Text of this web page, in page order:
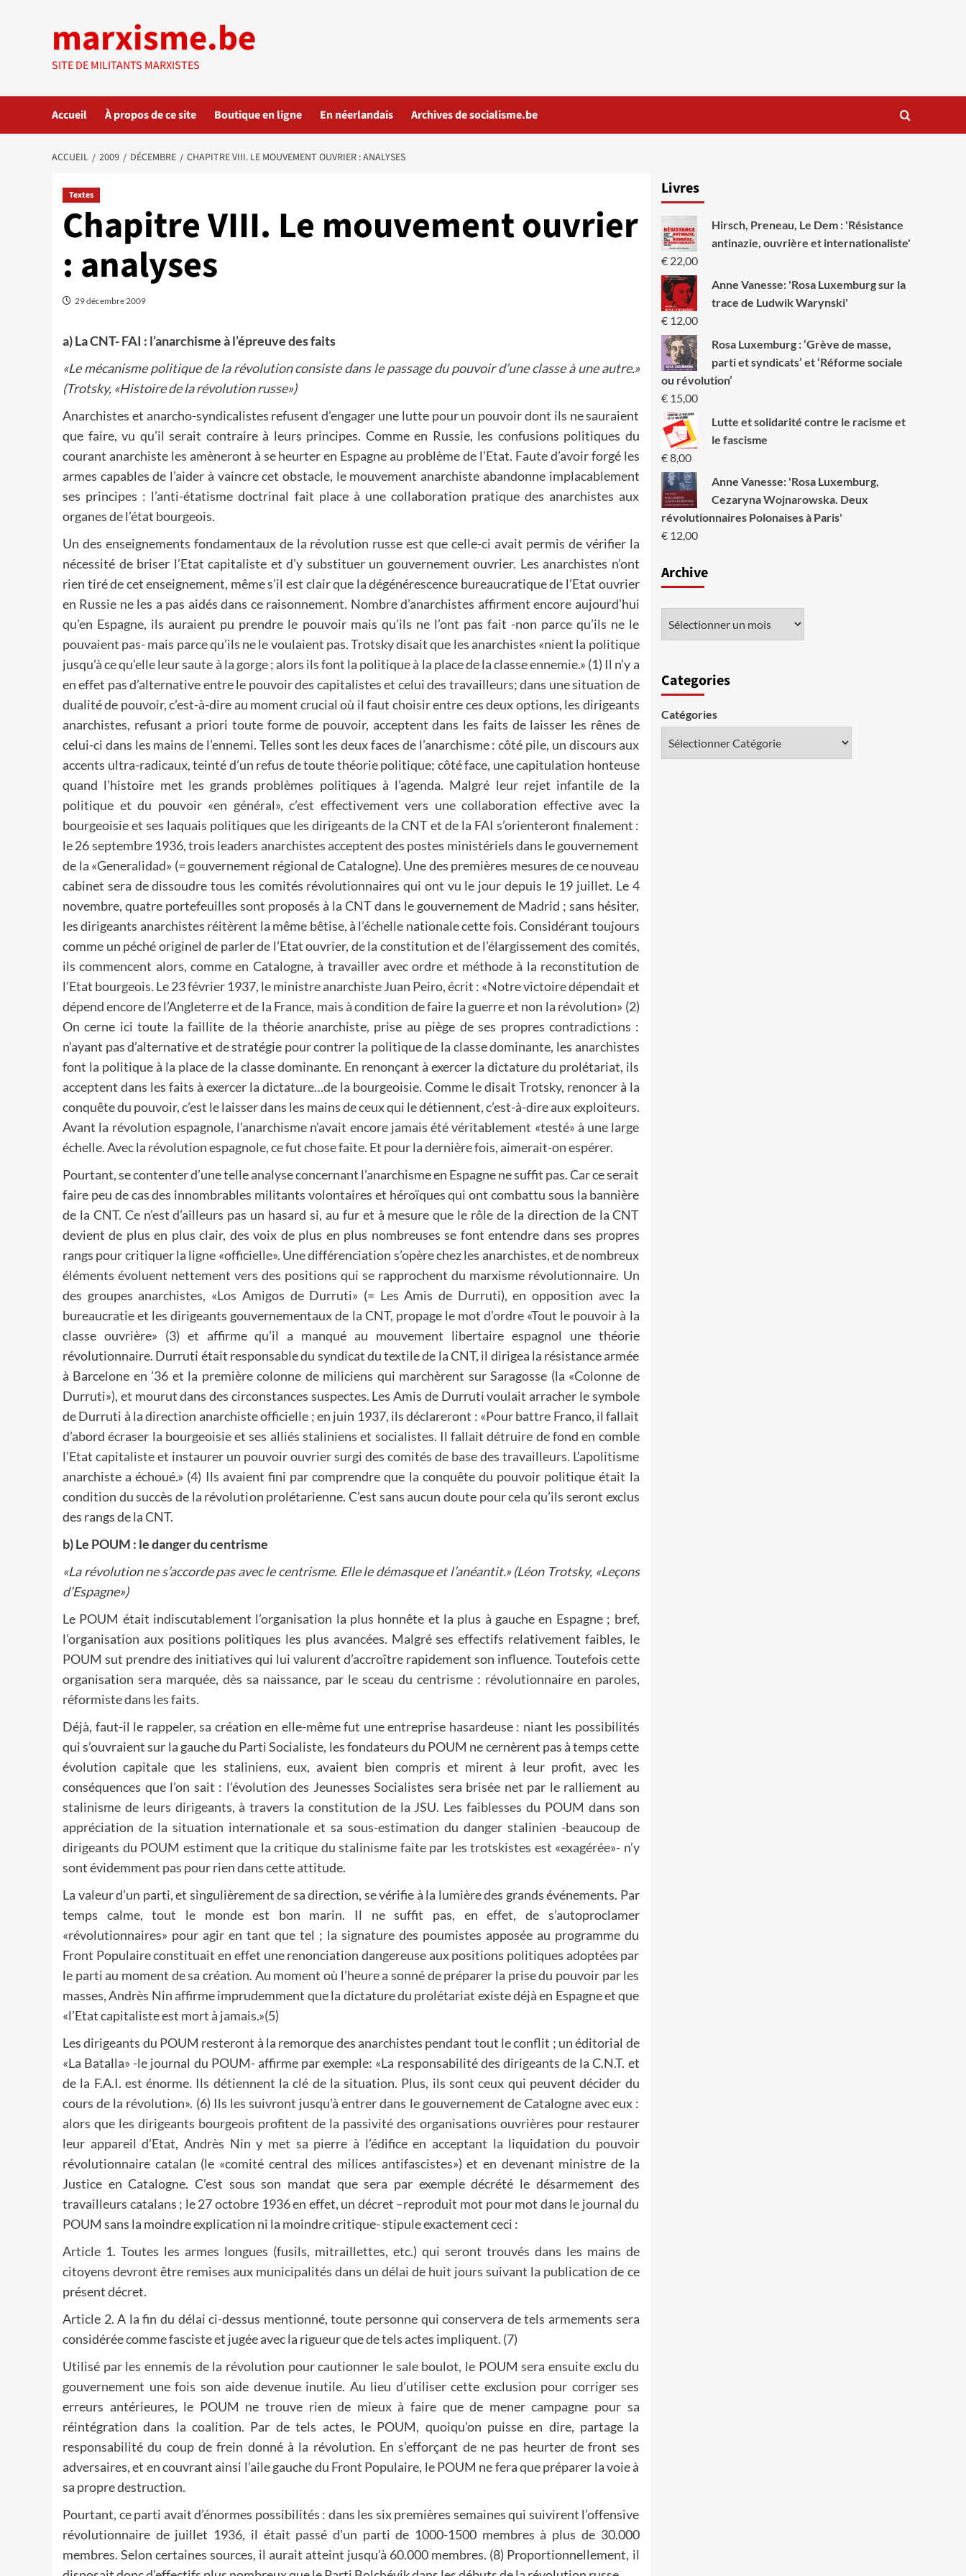
marxisme.be
SITE DE MILITANTS MARXISTES
Accueil À propos de ce site Boutique en ligne En néerlandais Archives de socialisme.be
ACCUEIL 2009 DÉCEMBRE CHAPITRE VIII. LE MOUVEMENT OUVRIER : ANALYSES
Textes
Chapitre VIII. Le mouvement ouvrier
: analyses
29 décembre 2009
a) La CNT- FAI : l’anarchisme à l’épreuve des faits
«Le mécanisme politique de la révolution consiste dans le passage du pouvoir d’une classe à une autre.»
(Trotsky, «Histoire de la révolution russe»)
Anarchistes et anarcho-syndicalistes refusent d’engager une lutte pour un pouvoir dont ils ne sauraient
que faire, vu qu’il serait contraire à leurs principes. Comme en Russie, les confusions politiques du
courant anarchiste les amèneront à se heurter en Espagne au problème de l’Etat. Faute d’avoir forgé les
armes capables de l’aider à vaincre cet obstacle, le mouvement anarchiste abandonne implacablement
ses principes : l’anti-étatisme doctrinal fait place à une collaboration pratique des anarchistes aux
organes de l’état bourgeois.
Un des enseignements fondamentaux de la révolution russe est que celle-ci avait permis de vérifier la
nécessité de briser l’Etat capitaliste et d’y substituer un gouvernement ouvrier. Les anarchistes n’ont
rien tiré de cet enseignement, même s’il est clair que la dégénérescence bureaucratique de l’Etat ouvrier
en Russie ne les a pas aidés dans ce raisonnement. Nombre d’anarchistes affirment encore aujourd’hui
qu’en Espagne, ils auraient pu prendre le pouvoir mais qu’ils ne l’ont pas fait -non parce qu’ils ne le
pouvaient pas- mais parce qu’ils ne le voulaient pas. Trotsky disait que les anarchistes «nient la politique
jusqu’à ce qu’elle leur saute à la gorge ; alors ils font la politique à la place de la classe ennemie.» (1) Il n’y a
en effet pas d’alternative entre le pouvoir des capitalistes et celui des travailleurs; dans une situation de
dualité de pouvoir, c’est-à-dire au moment crucial où il faut choisir entre ces deux options, les dirigeants
anarchistes, refusant a priori toute forme de pouvoir, acceptent dans les faits de laisser les rênes de
celui-ci dans les mains de l’ennemi. Telles sont les deux faces de l’anarchisme : côté pile, un discours aux
accents ultra-radicaux, teinté d’un refus de toute théorie politique; côté face, une capitulation honteuse
quand l’histoire met les grands problèmes politiques à l’agenda. Malgré leur rejet infantile de la
politique et du pouvoir «en général», c’est effectivement vers une collaboration effective avec la
bourgeoisie et ses laquais politiques que les dirigeants de la CNT et de la FAI s’orienteront finalement :
le 26 septembre 1936, trois leaders anarchistes acceptent des postes ministériels dans le gouvernement
de la «Generalidad» (= gouvernement régional de Catalogne). Une des premières mesures de ce nouveau
cabinet sera de dissoudre tous les comités révolutionnaires qui ont vu le jour depuis le 19 juillet. Le 4
novembre, quatre portefeuilles sont proposés à la CNT dans le gouvernement de Madrid ; sans hésiter,
les dirigeants anarchistes réitèrent la même bêtise, à l’échelle nationale cette fois. Considérant toujours
comme un péché originel de parler de l’Etat ouvrier, de la constitution et de l’élargissement des comités,
ils commencent alors, comme en Catalogne, à travailler avec ordre et méthode à la reconstitution de
l’Etat bourgeois. Le 23 février 1937, le ministre anarchiste Juan Peiro, écrit : «Notre victoire dépendait et
dépend encore de l’Angleterre et de la France, mais à condition de faire la guerre et non la révolution» (2)
On cerne ici toute la faillite de la théorie anarchiste, prise au piège de ses propres contradictions :
n’ayant pas d’alternative et de stratégie pour contrer la politique de la classe dominante, les anarchistes
font la politique à la place de la classe dominante. En renonçant à exercer la dictature du prolétariat, ils
acceptent dans les faits à exercer la dictature…de la bourgeoisie. Comme le disait Trotsky, renoncer à la
conquête du pouvoir, c’est le laisser dans les mains de ceux qui le détiennent, c’est-à-dire aux exploiteurs.
Avant la révolution espagnole, l’anarchisme n’avait encore jamais été véritablement «testé» à une large
échelle. Avec la révolution espagnole, ce fut chose faite. Et pour la dernière fois, aimerait-on espérer.
Pourtant, se contenter d’une telle analyse concernant l’anarchisme en Espagne ne suffit pas. Car ce serait
faire peu de cas des innombrables militants volontaires et héroïques qui ont combattu sous la bannière
de la CNT. Ce n’est d’ailleurs pas un hasard si, au fur et à mesure que le rôle de la direction de la CNT
devient de plus en plus clair, des voix de plus en plus nombreuses se font entendre dans ses propres
rangs pour critiquer la ligne «officielle». Une différenciation s’opère chez les anarchistes, et de nombreux
éléments évoluent nettement vers des positions qui se rapprochent du marxisme révolutionnaire. Un
des groupes anarchistes, «Los Amigos de Durruti» (= Les Amis de Durruti), en opposition avec la
bureaucratie et les dirigeants gouvernementaux de la CNT, propage le mot d’ordre «Tout le pouvoir à la
classe ouvrière» (3) et affirme qu’il a manqué au mouvement libertaire espagnol une théorie
révolutionnaire. Durruti était responsable du syndicat du textile de la CNT, il dirigea la résistance armée
à Barcelone en ’36 et la première colonne de miliciens qui marchèrent sur Saragosse (la «Colonne de
Durruti»), et mourut dans des circonstances suspectes. Les Amis de Durruti voulait arracher le symbole
de Durruti à la direction anarchiste officielle ; en juin 1937, ils déclareront : «Pour battre Franco, il fallait
d’abord écraser la bourgeoisie et ses alliés staliniens et socialistes. Il fallait détruire de fond en comble
l’Etat capitaliste et instaurer un pouvoir ouvrier surgi des comités de base des travailleurs. L’apolitisme
anarchiste a échoué.» (4) Ils avaient fini par comprendre que la conquête du pouvoir politique était la
condition du succès de la révolution prolétarienne. C’est sans aucun doute pour cela qu’ils seront exclus
des rangs de la CNT.
b) Le POUM : le danger du centrisme
«La révolution ne s’accorde pas avec le centrisme. Elle le démasque et l’anéantit.» (Léon Trotsky, «Leçons
d’Espagne»)
Le POUM était indiscutablement l’organisation la plus honnête et la plus à gauche en Espagne ; bref,
l’organisation aux positions politiques les plus avancées. Malgré ses effectifs relativement faibles, le
POUM sut prendre des initiatives qui lui valurent d’accroître rapidement son influence. Toutefois cette
organisation sera marquée, dès sa naissance, par le sceau du centrisme : révolutionnaire en paroles,
réformiste dans les faits.
Déjà, faut-il le rappeler, sa création en elle-même fut une entreprise hasardeuse : niant les possibilités
qui s’ouvraient sur la gauche du Parti Socialiste, les fondateurs du POUM ne cernèrent pas à temps cette
évolution capitale que les staliniens, eux, avaient bien compris et mirent à leur profit, avec les
conséquences que l’on sait : l’évolution des Jeunesses Socialistes sera brisée net par le ralliement au
stalinisme de leurs dirigeants, à travers la constitution de la JSU. Les faiblesses du POUM dans son
appréciation de la situation internationale et sa sous-estimation du danger stalinien -beaucoup de
dirigeants du POUM estiment que la critique du stalinisme faite par les trotskistes est «exagérée»- n’y
sont évidemment pas pour rien dans cette attitude.
La valeur d’un parti, et singulièrement de sa direction, se vérifie à la lumière des grands événements. Par
temps calme, tout le monde est bon marin. Il ne suffit pas, en effet, de s’autoproclamer
«révolutionnaires» pour agir en tant que tel ; la signature des poumistes apposée au programme du
Front Populaire constituait en effet une renonciation dangereuse aux positions politiques adoptées par
le parti au moment de sa création. Au moment où l’heure a sonné de préparer la prise du pouvoir par les
masses, Andrès Nin affirme imprudemment que la dictature du prolétariat existe déjà en Espagne et que
«l’Etat capitaliste est mort à jamais.»(5)
Les dirigeants du POUM resteront à la remorque des anarchistes pendant tout le conflit ; un éditorial de
«La Batalla» -le journal du POUM- affirme par exemple: «La responsabilité des dirigeants de la C.N.T. et
de la F.A.I. est énorme. Ils détiennent la clé de la situation. Plus, ils sont ceux qui peuvent décider du
cours de la révolution». (6) Ils les suivront jusqu’à entrer dans le gouvernement de Catalogne avec eux :
alors que les dirigeants bourgeois profitent de la passivité des organisations ouvrières pour restaurer
leur appareil d’Etat, Andrès Nin y met sa pierre à l’édifice en acceptant la liquidation du pouvoir
révolutionnaire catalan (le «comité central des milices antifascistes») et en devenant ministre de la
Justice en Catalogne. C’est sous son mandat que sera par exemple décrété le désarmement des
travailleurs catalans ; le 27 octobre 1936 en effet, un décret –reproduit mot pour mot dans le journal du
POUM sans la moindre explication ni la moindre critique- stipule exactement ceci :
Article 1. Toutes les armes longues (fusils, mitraillettes, etc.) qui seront trouvés dans les mains de
citoyens devront être remises aux municipalités dans un délai de huit jours suivant la publication de ce
présent décret.
Article 2. A la fin du délai ci-dessus mentionné, toute personne qui conservera de tels armements sera
considérée comme fasciste et jugée avec la rigueur que de tels actes impliquent. (7)
Utilisé par les ennemis de la révolution pour cautionner le sale boulot, le POUM sera ensuite exclu du
gouvernement une fois son aide devenue inutile. Au lieu d’utiliser cette exclusion pour corriger ses
erreurs antérieures, le POUM ne trouve rien de mieux à faire que de mener campagne pour sa
réintégration dans la coalition. Par de tels actes, le POUM, quoiqu’on puisse en dire, partage la
responsabilité du coup de frein donné à la révolution. En s’efforçant de ne pas heurter de front ses
adversaires, et en couvrant ainsi l’aile gauche du Front Populaire, le POUM ne fera que préparer la voie à
sa propre destruction.
Pourtant, ce parti avait d’énormes possibilités : dans les six premières semaines qui suivirent l’offensive
révolutionnaire de juillet 1936, il était passé d’un parti de 1000-1500 membres à plus de 30.000
membres. Selon certaines sources, il aurait atteint jusqu’à 60.000 membres. (8) Proportionnellement, il
Livres
Hirsch, Preneau, Le Dem : 'Résistance
antinazie, ouvrière et internationaliste'
€22,00
Anne Vanesse: 'Rosa Luxemburg sur la
trace de Ludwik Warynski'
€12,00
Rosa Luxemburg : ‘Grève de masse,
parti et syndicats’ et ‘Réforme sociale
ou révolution’
€15,00
Lutte et solidarité contre le racisme et
le fascisme
€8,00
Anne Vanesse: 'Rosa Luxemburg,
Cezaryna Wojnarowska. Deux
révolutionnaires Polonaises à Paris'
€12,00
Archive
Categories
Catégories